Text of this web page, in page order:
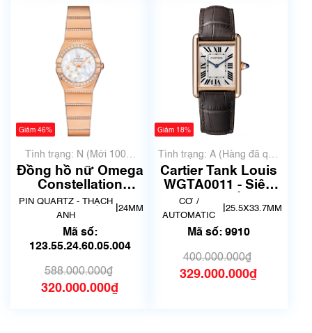
Giảm 46%
Tình trạng: N (Mới 100%
chưa qua sử dụng)
Đồng hồ nữ Omega
Constellation
123.55.24.60.05.004
| New Fullbox
PIN QUARTZ - THẠCH
ANH
24MM
Mã số:
123.55.24.60.05.004
588.000.000₫
320.000.000₫
Giảm 18%
Tình trạng: A (Hàng đã qua
sử dụng nhưng rất đẹp,
không có xước)
Cartier Tank Louis
WGTA0011 - Siêu
lướt | Mã số 9910
CƠ /
AUTOMATIC
25.5X33.7MM
Mã số: 9910
400.000.000₫
329.000.000₫